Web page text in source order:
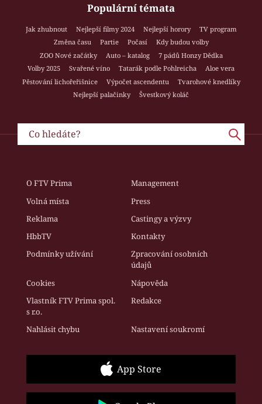
Populární témata
Jak zhubnout Nejlepší filmy 2024 Nejlepší horory
TV program
Změna času
Partie Počasí
Kdy budou volby
ZOO Nové začátky
Auto – katalog
7 pádů Honzy Dědka
Volby 2025
Svařené víno Tatarák podle Pohlreicha
Aloe vera
Pěstování lichořeřišnice
Výpočet ascendentu
Tvarohové knedlíky
Nejlepší palačinky
Švestkový koláč
O FTV Prima
Management
Volná místa
Press
Reklama
Castingy a výzvy
HbbTV
Kontakty
Podmínky užívání
Zpracování osobních
údajů
Cookies
Nápověda
Vlastník FTV Prima spol.
s r.o.
Redakce
Nahlásit chybu Nastavení soukromí
App Store